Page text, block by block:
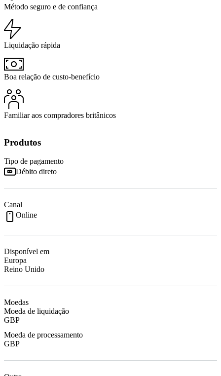
Método seguro e de confiança
Liquidação rápida
Boa relação de custo-benefício
Familiar aos compradores britânicos
Produtos
Tipo de pagamento
Débito direto
Canal
Online
Disponível em
Europa
Reino Unido
Moedas
Moeda de liquidação
GBP
Moeda de processamento
GBP